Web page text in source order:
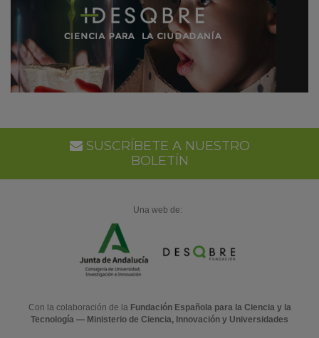
SUSCRÍBETE A NUESTRO
BOLETÍN
Una web de:
Con la colaboración de la Fundación Española para la Ciencia y la
Tecnología — Ministerio de Ciencia, Innovación y Universidades